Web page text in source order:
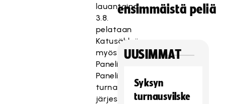
lauantaina
3.8.
pelataan
Katusählyä
myös
Paneliassa.
Panelian
turnauksen
järjestää
ensimmäistä peliä
UUSIMMAT
Syksyn
turnausvilske